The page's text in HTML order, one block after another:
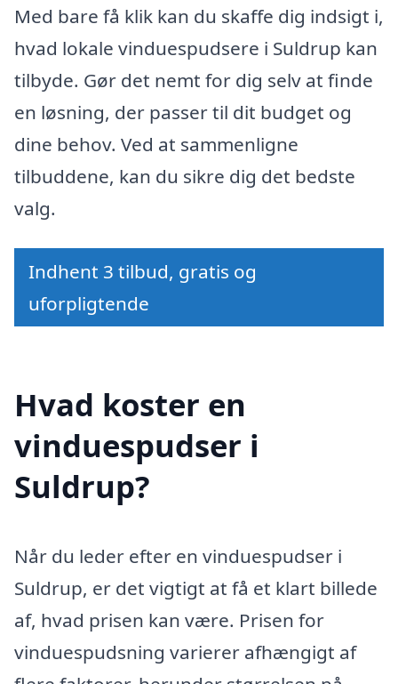
Med bare få klik kan du skaffe dig indsigt i,
hvad lokale vinduespudsere i Suldrup kan
tilbyde. Gør det nemt for dig selv at finde
en løsning, der passer til dit budget og
dine behov. Ved at sammenligne
tilbuddene, kan du sikre dig det bedste
valg.
Indhent 3 tilbud, gratis og
uforpligtende
Hvad koster en
vinduespudser i
Suldrup?
Når du leder efter en vinduespudser i
Suldrup, er det vigtigt at få et klart billede
af, hvad prisen kan være. Prisen for
vinduespudsning varierer afhængigt af